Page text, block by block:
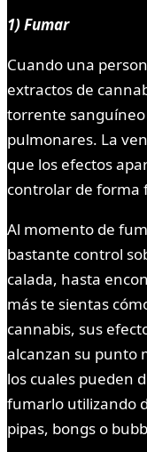
1) Fumar
Cuando una
extractos de
torrente sanguíneo
pulmonares. La
que los efectos
controlar de forma
Al momento de
bastante control
calada, hasta
más te sientas
cannabis, sus
alcanzan su punto
los cuales pueden
fumarlo utilizando
pipas, bongs o